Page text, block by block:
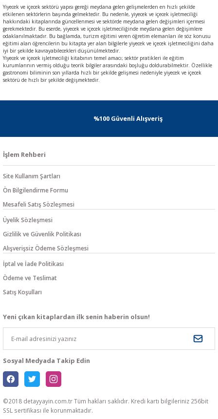
Yiyecek ve içecek sektörü yapısı gereği meydana gelen gelişmelerden en hızlı şekilde
etkilenen sektörlerin başında gelmektedir. Bu nedenle, yiyecek ve içecek işletmeciliği
hakkındaki kitaplarında güncellenmesi ve sektörde meydana gelen değişimleri içermesi
gerekmektedir. Bu eserde, yiyecek ve içecek işletmeciliğinde meydana gelen değişimlere
odaklanılmaktadır. Bu bağlamda, turizm eğitimi veren öğretim elemanları ile söz konusu
eğitimi alan öğrencilerin bu kitapta yer alan bilgilerle yiyecek ve içecek işletmeciliğini daha
iyi bir şekilde kavrayabilecekleri düşünülmektedir.
Yiyecek ve içecek işletmeciliği kitabının temel amacı; sektör pratikleri ile eğitim
kurumlarının vermiş olduğu teorik bilgiler arasındaki boşluğu doldurabilmektir. Özellikle
gastronomi biliminin son yıllarda hızlı bir şekilde gelişmesi nedeniyle yiyecek ve içecek
sektörü de hızlı bir şekilde değişmektedir.
%100 Güvenli Alışveriş
İşlem Rehberi
Site Kullanım Şartları
Ön Bilgilendirme Formu
Mesafeli Satış Sözleşmesi
Üyelik Sözleşmesi
Gizlilik ve Güvenlik Politikası
Alışverişsiz Ödeme Sözleşmesi
İptal ve İade Politikası
Ödeme ve Teslimat
Satış Koşulları
Yeni çıkan kitaplardan ilk senin haberin olsun!
Sosyal Medyada Takip Edin
©2018 detayyayin.com.tr Tüm hakları saklıdır. Kredi kartı bilgileriniz 256bit
SSL sertifikası ile korunmaktadır.